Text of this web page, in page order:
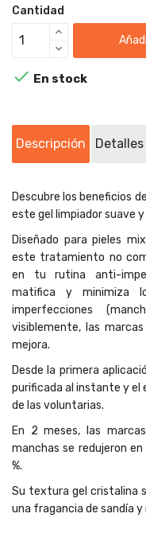
Cantidad
 En stock
Descripción
Descubre los beneficios
este gel limpiador suave
Diseñado para pieles
este tratamiento no
en tu rutina anti-
matifica y minimiza
imperfecciones
visiblemente, las
mejora.
Desde la primera
purificada al instante y el
de las voluntarias.
En 2 meses, las
manchas se redujeron en
%.
Su textura gel cristalina
una fragancia de sandía